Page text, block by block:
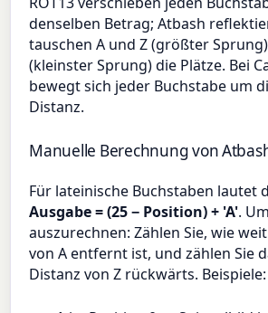
denselben Betrag; Atbash
tauschen A und Z (größter
(kleinster Sprung) die Plätze. Bei
bewegt sich jeder Buchstabe um
Distanz.
Manuelle Berechnung von
Für lateinische Buchstaben lautet
Ausgabe = (25 − Position) + 'A'.
auszurechnen: Zählen Sie, wie
von A entfernt ist, und zählen Sie
Distanz von Z rückwärts. Beispiele: